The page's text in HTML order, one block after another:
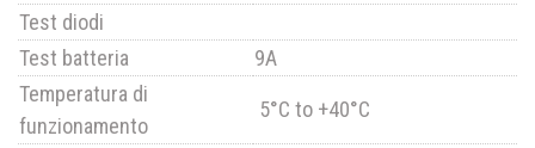
Test diodi
Test batteria
9A
Temperatura di
funzionamento
5°C to +40°C